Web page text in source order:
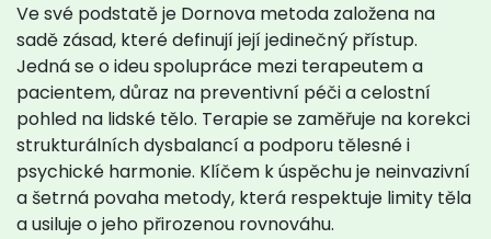
Ve své podstatě je Dornova metoda založena na
sadě zásad, které definují její jedinečný přístup.
Jedná se o ideu spolupráce mezi terapeutem a
pacientem, důraz na preventivní péči a celostní
pohled na lidské tělo. Terapie se zaměřuje na korekci
strukturálních dysbalancí a podporu tělesné i
psychické harmonie. Klíčem k úspěchu je neinvazivní
a šetrná povaha metody, která respektuje limity těla
a usiluje o jeho přirozenou rovnováhu.